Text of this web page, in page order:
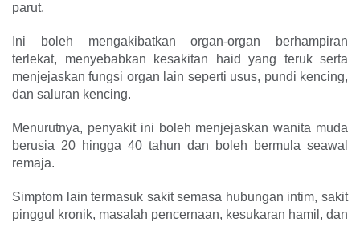
parut.
Ini boleh mengakibatkan organ-organ berhampiran
terlekat, menyebabkan kesakitan haid yang teruk serta
menjejaskan fungsi organ lain seperti usus, pundi kencing,
dan saluran kencing.
Menurutnya, penyakit ini boleh menjejaskan wanita muda
berusia 20 hingga 40 tahun dan boleh bermula seawal
remaja.
Simptom lain termasuk sakit semasa hubungan intim, sakit
pinggul kronik, masalah pencernaan, kesukaran hamil, dan